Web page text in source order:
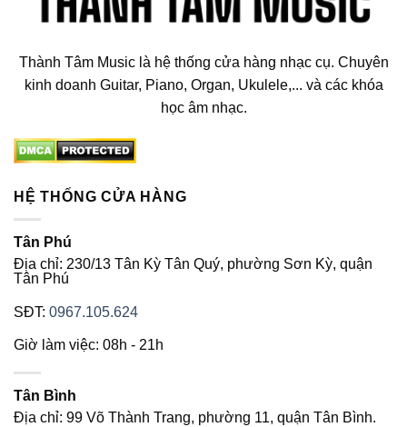
Thành Tâm Music là hệ thống cửa hàng nhạc cụ. Chuyên
kinh doanh Guitar, Piano, Organ, Ukulele,... và các khóa
học âm nhạc.
HỆ THỐNG CỬA HÀNG
Tân Phú
Địa chỉ: 230/13 Tân Kỳ Tân Quý, phường Sơn Kỳ, quận
Tân Phú
SĐT: 0967.105.624
Giờ làm việc: 08h - 21h
Tân Bình
Địa chỉ: 99 Võ Thành Trang, phường 11, quận Tân Bình.